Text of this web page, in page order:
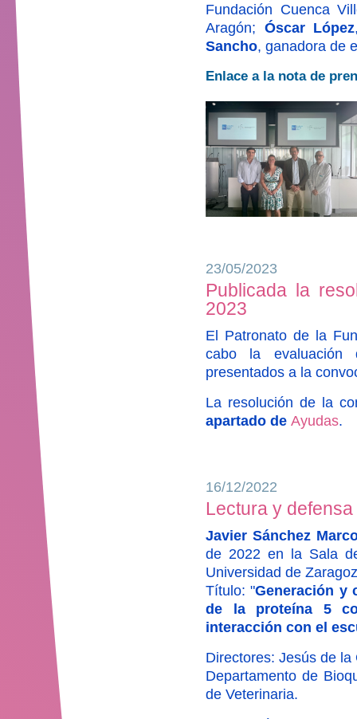
Fundación Cuenca
Aragón; Óscar López
Sancho, ganadora de
Enlace a la nota de
23/05/2023
Publicada la
2023
El Patronato de la
cabo la evaluación
presentados a la
La resolución de la
apartado de Ayudas.
16/12/2022
Lectura y
Javier Sánchez
de 2022 en la Sala
Universidad de
Título: "Generación y
de la proteína 5
interacción con el
Directores: Jesús de
Departamento de
de Veterinaria.